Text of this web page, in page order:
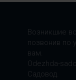
Возникшие
позвонив по
вам.
Odezhda-
Садовод.